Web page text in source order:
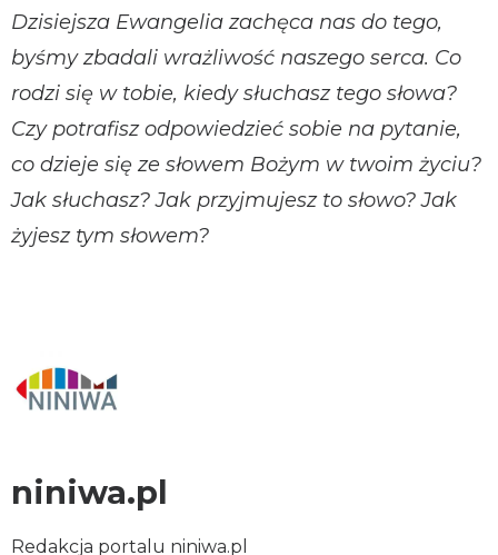
Dzisiejsza Ewangelia zachęca nas do tego,
byśmy zbadali wrażliwość naszego serca. Co
rodzi się w tobie, kiedy słuchasz tego słowa?
Czy potrafisz odpowiedzieć sobie na pytanie,
co dzieje się ze słowem Bożym w twoim życiu?
Jak słuchasz? Jak przyjmujesz to słowo? Jak
żyjesz tym słowem?
niniwa.pl
Redakcja portalu niniwa.pl